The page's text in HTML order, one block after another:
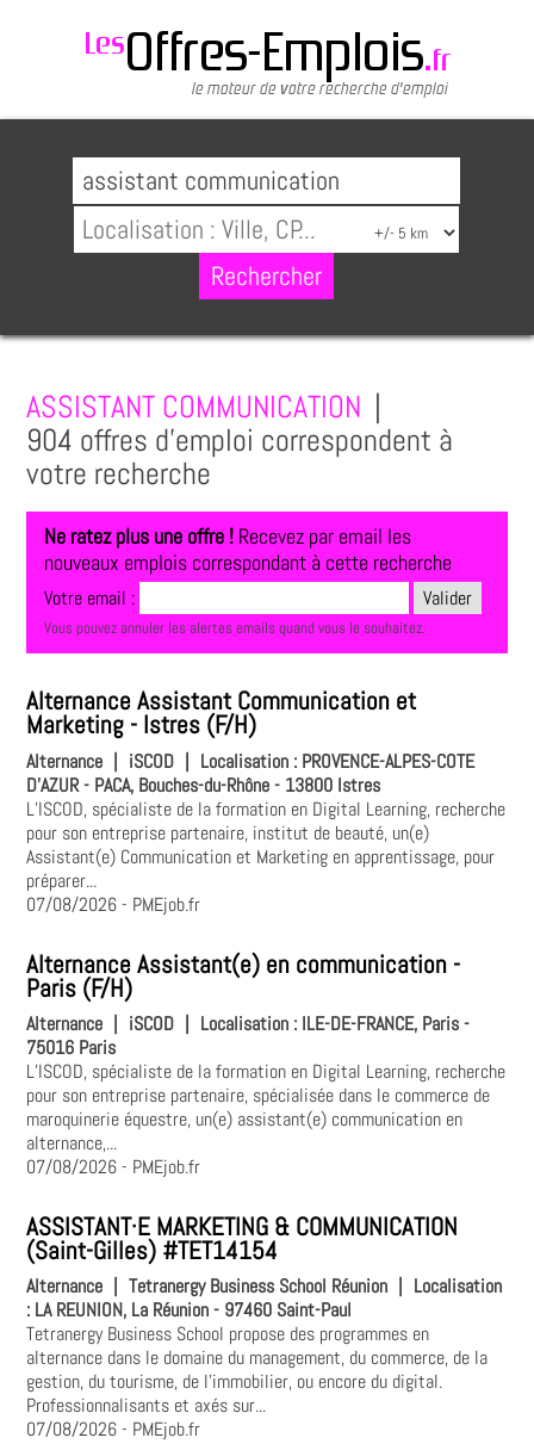
ASSISTANT COMMUNICATION
904 offres d'emploi correspondent à
votre recherche
Ne ratez plus une offre ! Recevez par email les
nouveaux emplois correspondant à cette recherche
Votre email :
Vous pouvez annuler les alertes emails quand vous le souhaitez.
Alternance Assistant Communication et
Marketing - Istres (F/H)
Alternance | iSCOD | Localisation : PROVENCE-ALPES-COTE
D'AZUR - PACA, Bouches-du-Rhône - 13800 Istres
L’ISCOD, spécialiste de la formation en Digital Learning, recherche
pour son entreprise partenaire, institut de beauté, un(e)
Assistant(e) Communication et Marketing en apprentissage, pour
préparer...
07/08/2026- PMEjob.fr
Alternance Assistant(e) en communication -
Paris (F/H)
Alternance iSCOD Localisation : ILE-DE-FRANCE, Paris -
75016 Paris
L’ISCOD, spécialiste de la formation en Digital Learning, recherche
pour son entreprise partenaire, spécialisée dans le commerce de
maroquinerie équestre, un(e) assistant(e) communication en
alternance,...
07/08/2026- PMEjob.fr
ASSISTANT·E MARKETING & COMMUNICATION
(Saint-Gilles) #TET14154
Alternance Tetranergy Business School Réunion
Localisation
: LA REUNION, La Réunion - 97460 Saint-Paul
Tetranergy Business School propose des programmes en
alternance dans le domaine du management, du commerce, de la
gestion, du tourisme, de l'immobilier, ou encore du digital.
Professionnalisants et axés sur...
07/08/2026- PMEjob.fr